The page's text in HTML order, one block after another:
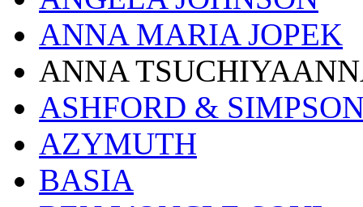
ANNA MARIA JOPEK
ANNA
ASHFORD &
AZYMUTH
BASIA